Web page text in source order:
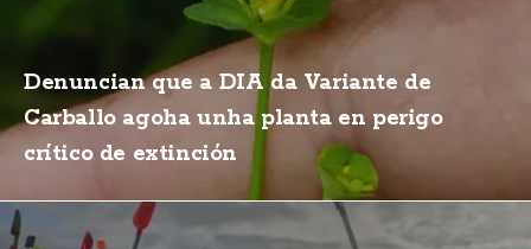
Denuncian que a DIA da Variante de
Carballo agoha unha planta en perigo
crítico de extinción